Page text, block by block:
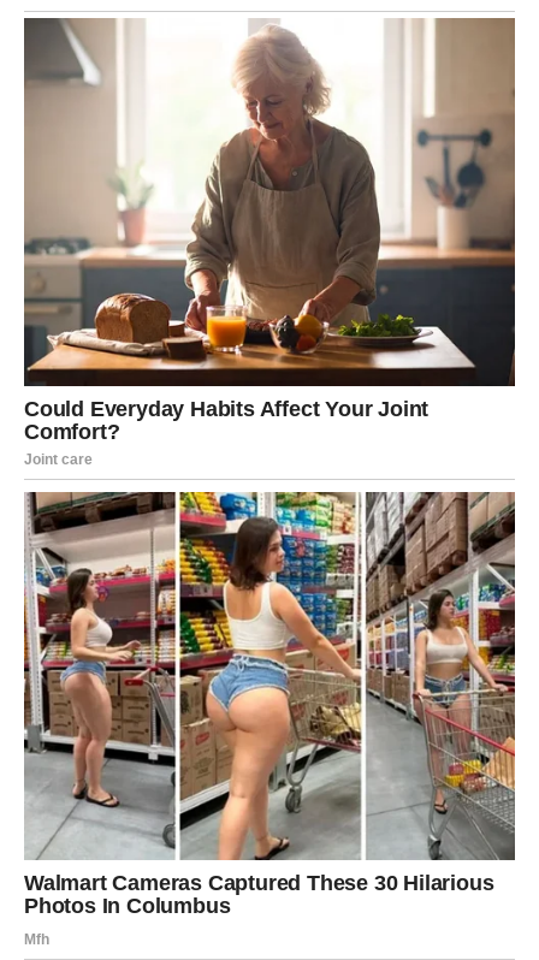
Vage su 2026. u jednoj od najljepših faza u posljednjih 12
godina.Jupiter u Lavu
osvjetljava njihov 11. kuću
(prijatelji, timovi, snovi), a kasnije u Djevici donosi
stabilnost u finansijama i poslu.
– Najjači sektor godine! Samci će upoznati nekoga
ko je „ono pravo“. Veze započete 2026. imaju ogroman
potencijal za brak. Oni koji su već u vezi – duboko
zbližavanje, romantična putovanja, obnavljanje zavjeta.
Karijera– Odlična godina za timski rad, saradnju,
pregovore. Mnoge Vage će dobiti partnerstvo u poslu ili
pokrenuti nešto sa prijateljem/partnerom.
Novac– Stabilan rast. Ljeto i jesen – najbolje vrijeme za
investicije, kupovinu nekretnina ili automobila.
Savjet za Vagu: Vjeruj svojoj intuiciji u odnosima. Ako ti
neko „smeta“ na dušu – to je znak da nije za tebe.
5. Strijelac – Avantura, sloboda i
neočekivana sreća
Strijelac je 2026. kao ptica koja je konačno izašla iz
kaveza.Jupiter u Lavuosvjetljava njihovu 9. kuću
(putovanja, učenje, duhovnost), a kasnije u Djevici donosi
sreću u poslu i zdravlju.